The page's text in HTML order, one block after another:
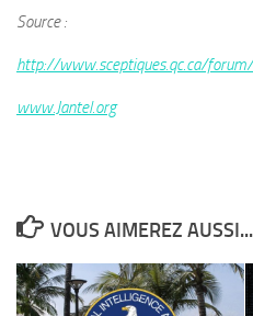
Source :
http://www.sceptiques.qc.ca/
www.Jantel.org
VOUS AIMEREZ AUSSI...